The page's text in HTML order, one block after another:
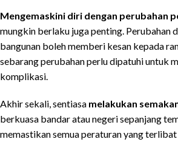
Mengemaskini diri dengan perubahan
mungkin berlaku juga penting. Perubahan
bangunan boleh memberi kesan kepada
sebarang perubahan perlu dipatuhi untuk
komplikasi.
Akhir sekali, sentiasa melakukan
berkuasa bandar atau negeri sepanjang
memastikan semua peraturan yang